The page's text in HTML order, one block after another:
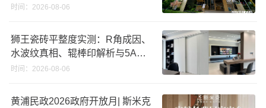
时间：2026-08-06
狮王瓷砖平整度实测：R角成因、
水波纹真相、辊棒印解析与5A标
准选购指南
时间：2026-08-06
黄浦民政2026政府开放月| 斯米克